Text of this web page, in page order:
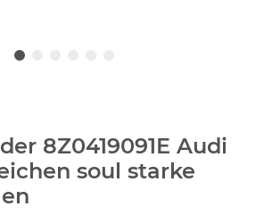
8Z0419091E Audi
soul starke